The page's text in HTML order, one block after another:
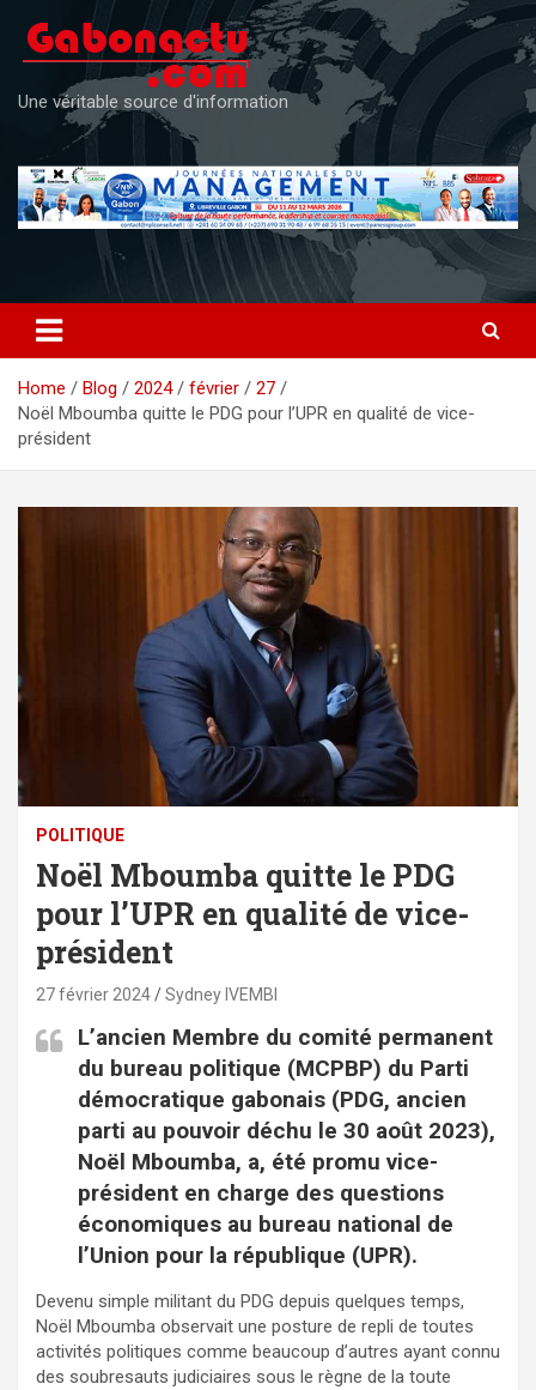
content
Une véritable source d'information
Home Blog 2024 février
27
Noël Mboumba quitte le PDG pour l’UPR en qualité de vice-
président
POLITIQUE
Noël Mboumba quitte le PDG
pour l’UPR en qualité de vice-
président
27 février 2024 Sydney IVEMBI
L’ancien Membre du comité permanent
du bureau politique (MCPBP) du Parti
démocratique gabonais (PDG, ancien
parti au pouvoir déchu le 30 août 2023),
Noël Mboumba, a, été promu vice-
président en charge des questions
économiques au bureau national de
l’Union pour la république (UPR).
Devenu simple militant du PDG depuis quelques temps,
Noël Mboumba observait une posture de repli de toutes
activités politiques comme beaucoup d’autres ayant connu
des soubresauts judiciaires sous le règne de la toute